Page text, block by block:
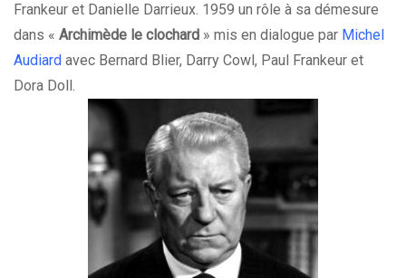
Frankeur et Danielle Darrieux. 1959 un rôle à sa démesure
dans « Archimède le clochard » mis en dialogue par Michel
Audiard avec Bernard Blier, Darry Cowl, Paul Frankeur et
Dora Doll.